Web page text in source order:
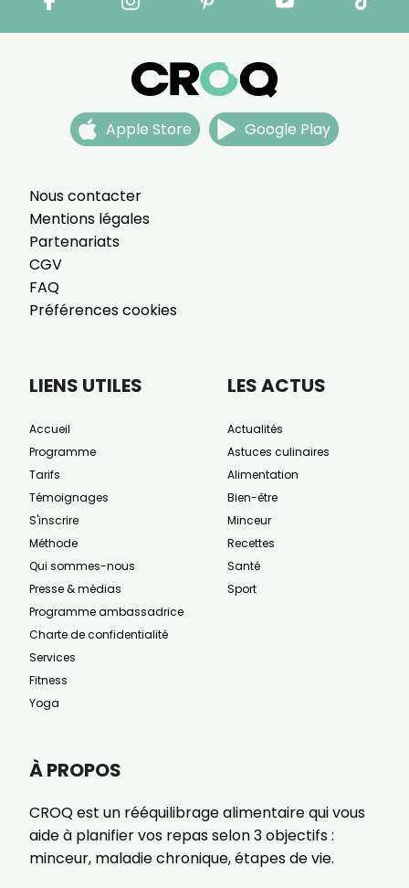
Nous contacter
Mentions légales
Partenariats
CGV
FAQ
Préférences cookies
Apple Store Google Play
À PROPOS
CROQ est un rééquilibrage alimentaire qui vous
aide à planifier vos repas selon 3 objectifs :
minceur, maladie chronique, étapes de vie.
LIENS UTILES
Accueil
Programme
Tarifs
Témoignages
S'inscrire
Méthode
Qui sommes-nous
Presse & médias
Programme ambassadrice
Charte de confidentialité
Services
Fitness
Yoga
LES ACTUS
Actualités
Astuces culinaires
Alimentation
Bien-être
Minceur
Recettes
Santé
Sport